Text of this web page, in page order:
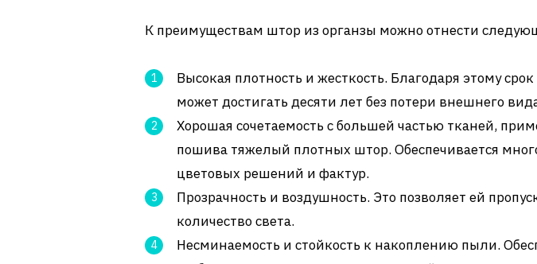
К преимуществам штор из органзы можно отнести
Высокая плотность и жесткость. Благодаря этому
может достигать десяти лет без потери внешнего
Хорошая сочетаемость с большей частью тканей,
пошива тяжелый плотных штор. Обеспечивается
цветовых решений и фактур.
Прозрачность и воздушность. Это позволяет ей
количество света.
Несминаемость и стойкость к накоплению пыли.